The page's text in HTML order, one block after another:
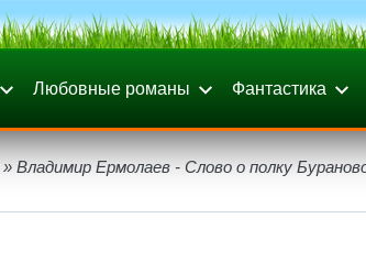
Любовные романы Фантастика
» Владимир Ермолаев - Слово о полку